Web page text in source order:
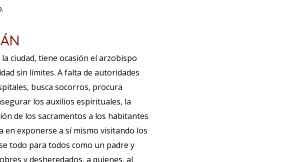
ciudad, tiene ocasión el arzobispo
sin límites. A falta de autoridades
busca socorros, procura
los auxilios espirituales, la
de los sacramentos a los habitantes
en exponerse a sí mismo visitando los
todo para todos como un padre y
y desheredados, a quienes, al